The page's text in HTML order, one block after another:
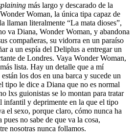
más largo y descarado de la
Woman, la única tipa capaz de
llaman literalmente “La mata dioses”,
va Diana, Wonder Woman, y abandona
compañeras, su vidorra en un paraíso
a un espía del Deliplus a entregar un
de Londres. Vaya Wonder Woman,
lista. Hay un detalle que a mí
los dos en una barca y sucede un
tipo le dice a Diana que no es normal
lxs guionistas se lo montan para tratar
infantil y deprimente en la que el tipo
el sexo, porque claro, cómo nunca ha
no sabe de que va la cosa,
nosotras nunca follamos.